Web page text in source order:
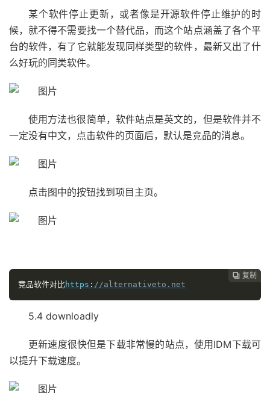
某个软件停止更新，或者像是开源软件停止维护的时
候，就不得不需要找一个替代品，而这个站点涵盖了各个平
台的软件，有了它就能发现同样类型的软件，最新又出了什
么好玩的同类软件。
使用方法也很简单，软件站点是英文的，但是软件并不
一定没有中文，点击软件的页面后，默认是竞品的消息。
点击图中的按钮找到项目主页。
 复制
竞品软件对比https : //alternativeto.net
5.4 downloadly
更新速度很快但是下载非常慢的站点，使用IDM下载可
以提升下载速度。